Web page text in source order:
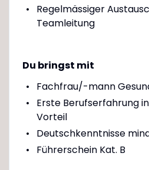
Regelmässiger
Teamleitung
Du bringst mit
Fachfrau/-mann
Erste Berufserfahrung
Vorteil
Deutschkenntnisse
Führerschein Kat. B